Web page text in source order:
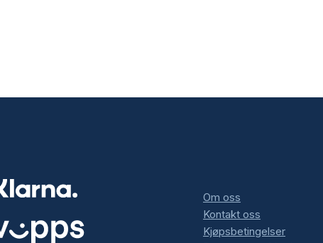
Om oss
Kontakt oss
Kjøpsbetingelser